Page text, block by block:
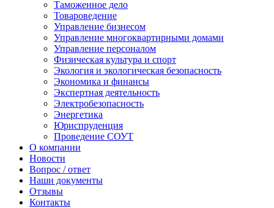
Таможенное дело
Товароведение
Управление бизнесом
Управление многоквартирными домами
Управление персоналом
Физическая культура и спорт
Экология и экологическая безопасность
Экономика и финансы
Экспертная деятельность
Электробезопасность
Энергетика
Юриспруденция
Проведение СОУТ
О компании
Новости
Вопрос / ответ
Наши документы
Отзывы
Контакты